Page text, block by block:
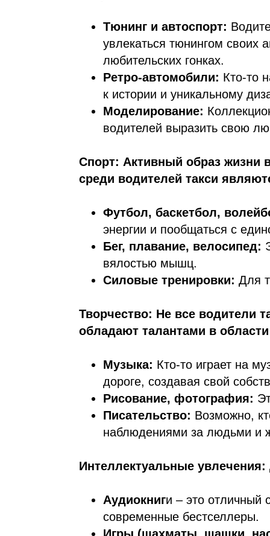
Тюнинг и автоспорт:
увлекаться тюнингом своих
любительских гонках.
Ретро-автомобили: Кто-то
к истории и уникальному
Моделирование:
водителей выразить свою
Спорт: Активный образ жизни
среди водителей такси
Футбол, баскетбол,
энергии и пообщаться с
Бег, плавание, велосипед:
вялостью мышц.
Силовые тренировки: Для
Творчество: Не все водители
обладают талантами в области
Музыка: Кто-то играет на
дороге, создавая свой
Рисование, фотография:
Писательство: Возможно,
наблюдениями за людьми и
Интеллектуальные
Аудиокниги – это отличный
современные бестселлеры.